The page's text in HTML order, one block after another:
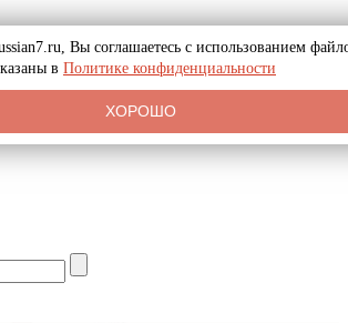
Вы соглашаетесь с использованием
в Политике конфиденциальности
ХОРОШО